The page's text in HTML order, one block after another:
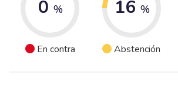
0 %
En contra
16 %
Abstención